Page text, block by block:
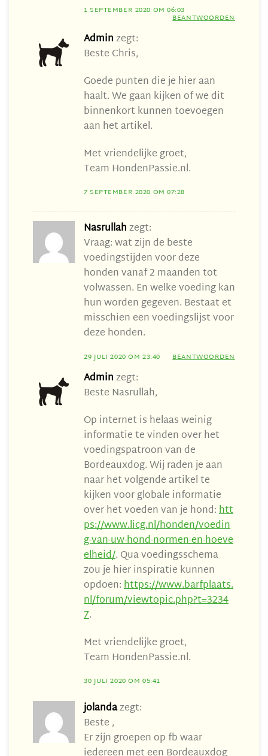
1 SEPTEMBER 2020 OM 06:03
BEANTWOORDEN
Adminzegt:
Beste Chris,
Goede punten die je hier aan
haalt. We gaan kijken of we dit
binnenkort kunnen toevoegen
aan het artikel.
Met vriendelijke groet,
Team HondenPassie.nl.
7 SEPTEMBER 2020 OM 07:28
Nasrullahzegt:
Vraag: wat zijn de beste
voedingstijden voor deze
honden vanaf 2 maanden tot
volwassen. En welke voeding kan
hun worden gegeven. Bestaat et
misschien een voedingslijst voor
deze honden.
29 JULI 2020 OM 23:40 BEANTWOORDEN
Adminzegt:
Beste Nasrullah,
Op internet is helaas weinig
informatie te vinden over het
voedingspatroon van de
Bordeauxdog. Wij raden je aan
naar het volgende artikel te
kijken voor globale informatie
over het voeden van je hond:htt
ps://www.licg.nl/honden/voedin
g-van-uw-hond-normen-en-hoeve
elheid/. Qua voedingsschema
zou je hier inspiratie kunnen
opdoen:https://www.barfplaats.
nl/forum/viewtopic.php?t=3234
7.
Met vriendelijke groet,
Team HondenPassie.nl.
30 JULI 2020 OM 05:41
jolandazegt:
Beste ,
Er zijn groepen op fb waar